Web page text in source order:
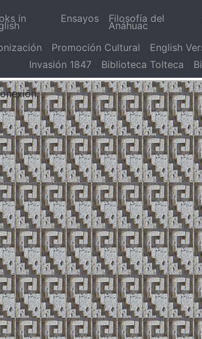
in Ensayos Filosofía del
Anáhuac
Promoción Cultural English
Invasión 1847
Biblioteca Tolteca